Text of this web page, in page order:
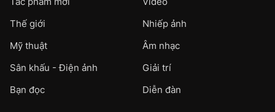
Thế giới
Nhiếp ảnh
Mỹ thuật
Âm nhạc
Sân khấu - Điện ảnh
Giải trí
Bạn đọc
Diễn đàn